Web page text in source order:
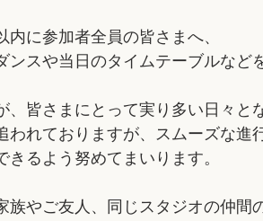
内に参加者全員の皆さまへ、
ンスや当日のタイムテーブルなど
、皆さまにとって実り多い日々と
われておりますが、スムーズな進
きるよう努めてまいります。
族やご友人、同じスタジオの仲間